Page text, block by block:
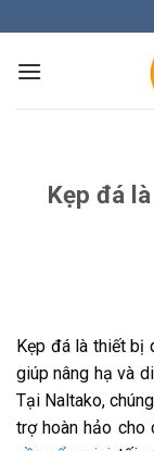
to
content
Kẹp đá
Kẹp đá là thiết bị
giúp nâng hạ và
Tại Naltako,
trợ hoàn hảo cho